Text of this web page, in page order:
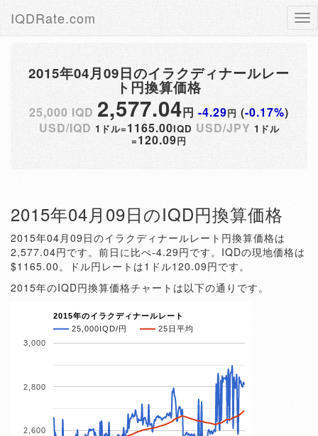
IQDRate.com
2015年04月09日のイラクディナールレー
ト円換算価格
25,000 IQD 2,577.04円-4.29円 (-0.17%)
USD/IQD 1ドル=1165.00IQD USD/JPY 1ドル
=120.09円
2015年04月09日のIQD円換算価格
2015年04月09日のイラクディナールレート円換算価格は
2,577.04円です。前日に比べ-4.29円です。IQDの現地価格は
$1165.00。ドル円レートは1ドル120.09円です。
2015年のIQD円換算価格チャートは以下の通りです。
2015年のイラクディナールレート
25,000IQD/円
25日平均
2,600
2,800
3,000